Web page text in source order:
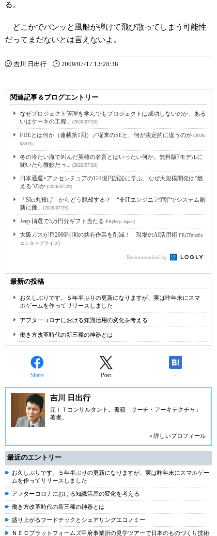
る。
どこかでパンッと風船が弾けて飛び散ってしまう可能性
だってまだないとは言えないよ。
吉川 日出行 2009/07/17 13:28:38
関連記事＆ブログエントリー
なぜプロジェクト管理を学んでもプロジェクトは成功しないのか、ある
いはケーキの工程... (2026/07/28)
FDEとは何か（連載第1回）／従来のSEと、何が決定的に違うのか (2026/
08/03)
冬の冷たい海で叫んだ英雄の名言とはいったい何か。無料版7モデルに
聞いたら微妙だっ... (2026/07/28)
日本通運×アクセンチュアの124億円訴訟に学ぶ、なぜ大規模開発は“燃
える”のか (2026/07/29)
「SIer丸投げ」からどう脱却する？ “非ITエンジニア9割”でシステム刷
新に挑... (2026/07/29)
Jeep 抽選で3万円分ギフト当たる PR(Jeep Japan)
大阪ガスが月2000時間の共有作業を削減！ 現場のAI活用術 PR(ITmedia
エンタープライズ)
Recommended by
最新の投稿
お久しぶりです。５年半ぶりの更新になりますが、実は昨年末にスマ
ホゲームを作ってリリースしました
アフターコロナにおける知識活用の変化を考える
働き方改革時代の新三種の神器とは
Share Post -
吉川 日出行
元ＩＴコンサルタント。書籍「サーチ・アーキテクチャ」
著者。
» 詳しいプロフィール
最近のエントリー
お久しぶりです。５年半ぶりの更新になりますが、実は昨年末にスマホゲー
ムを作ってリリースしました
アフターコロナにおける知識活用の変化を考える
働き方改革時代の新三種の神器とは
盛り上がるフードテックとシェアリングエコノミー
ＮＥＣプラットフォームズ甲府事業所の見学ツアーで日本のものづくり技術